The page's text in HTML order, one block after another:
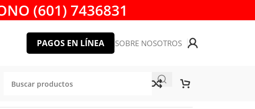
(601) 7436831
PAGOS EN LÍNEA SOBRE NOSOTROS